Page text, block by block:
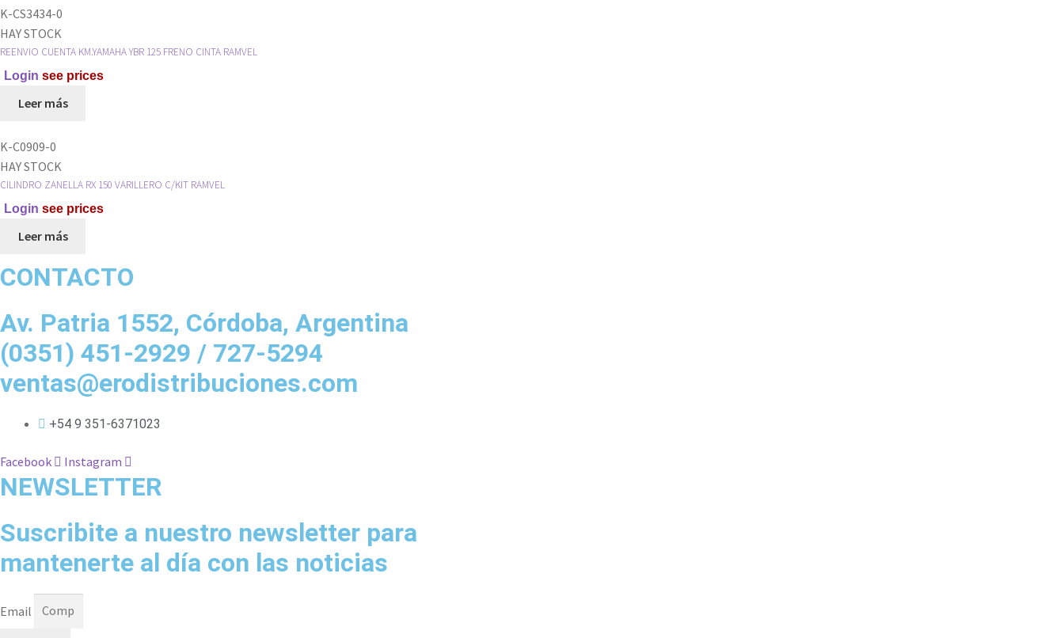
K-CS3434-0
HAY STOCK
REENVIO CUENTA KM.YAMAHA YBR 125 FRENO CINTA RAMVEL
Login see prices
Leer más
K-C0909-0
HAY STOCK
CILINDRO ZANELLA RX 150 VARILLERO C/KIT RAMVEL
Login see prices
Leer más
CONTACTO
Av. Patria 1552, Córdoba, Argentina
(0351) 451-2929 / 727-5294
ventas@erodistribuciones.com
+54 9 351-6371023
Facebook Instagram
NEWSLETTER
Suscribite a nuestro newsletter para
mantenerte al día con las noticias
Email